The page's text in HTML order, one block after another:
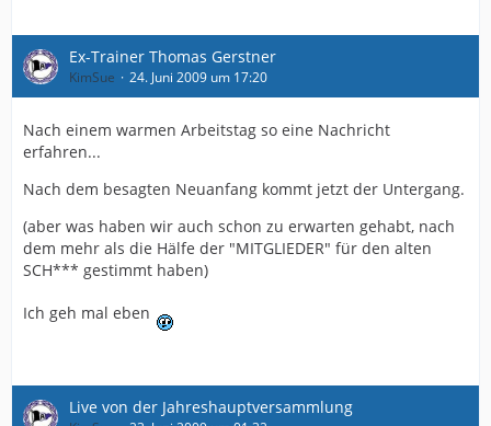
Ex-Trainer Thomas Gerstner
KimSue 24. Juni 2009 um 17:20
Nach einem warmen Arbeitstag so eine Nachricht
erfahren...
Nach dem besagten Neuanfang kommt jetzt der Untergang.
(aber was haben wir auch schon zu erwarten gehabt, nach
dem mehr als die Hälfe der "MITGLIEDER" für den alten
SCH*** gestimmt haben)
Ich geh mal eben
Live von der Jahreshauptversammlung